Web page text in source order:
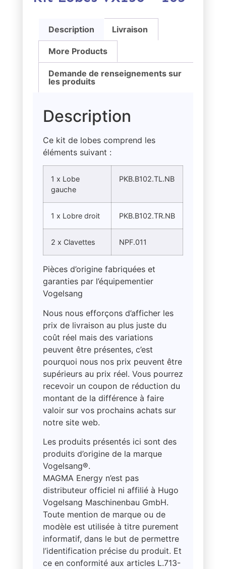
Description Livraison
More Products
Demande de renseignements sur
les produits
Description
Ce kit de lobes comprend les
éléments suivant :
1 x Lobe
gauche
PKB.B102.TL.NB
1 x Lobre droit PKB.B102.TR.NB
2 x Clavettes NPF.011
Pièces d’origine fabriquées et
garanties par l’équipementier
Vogelsang
Nous nous efforçons d’afficher les
prix de livraison au plus juste du
coût réel mais des variations
peuvent être présentes, c’est
pourquoi nous nos prix peuvent être
supérieurs au prix réel. Vous pourrez
recevoir un coupon de réduction du
montant de la différence à faire
valoir sur vos prochains achats sur
notre site web.
Les produits présentés ici sont des
produits d’origine de la marque
Vogelsang®.
MAGMA Energy n’est pas
distributeur officiel ni affilié à Hugo
Vogelsang Maschinenbau GmbH.
Toute mention de marque ou de
modèle est utilisée à titre purement
informatif, dans le but de permettre
l’identification précise du produit. Et
ce en conformité aux articles L.713-